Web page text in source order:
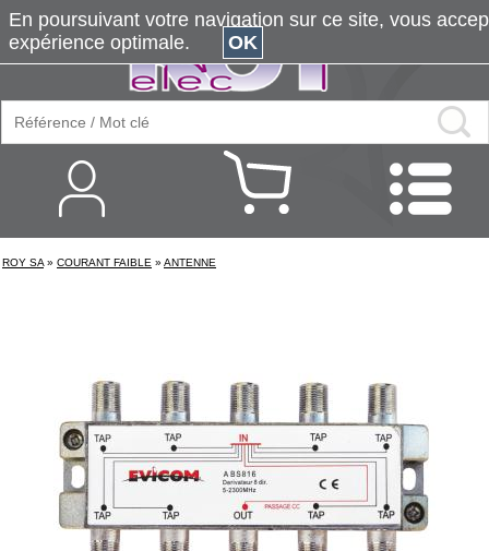
ROY SA » COURANT FAIBLE » ANTENNE
En poursuivant votre navigation sur ce site, vous
expérience optimale.
OK